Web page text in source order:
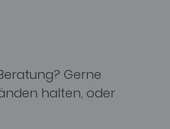
Gerne
halten, oder